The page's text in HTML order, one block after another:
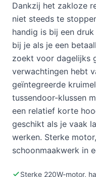
Dankzij het zakloze
niet steeds te
handig is bij een
bij je als je een
zoekt voor dagelijks
verwachtingen hebt
geïntegreerde
tussendoor-klussen
een relatief korte
geschikt als je vaak
werken. Sterke
schoonmaakwerk in
Sterke 220W-motor,